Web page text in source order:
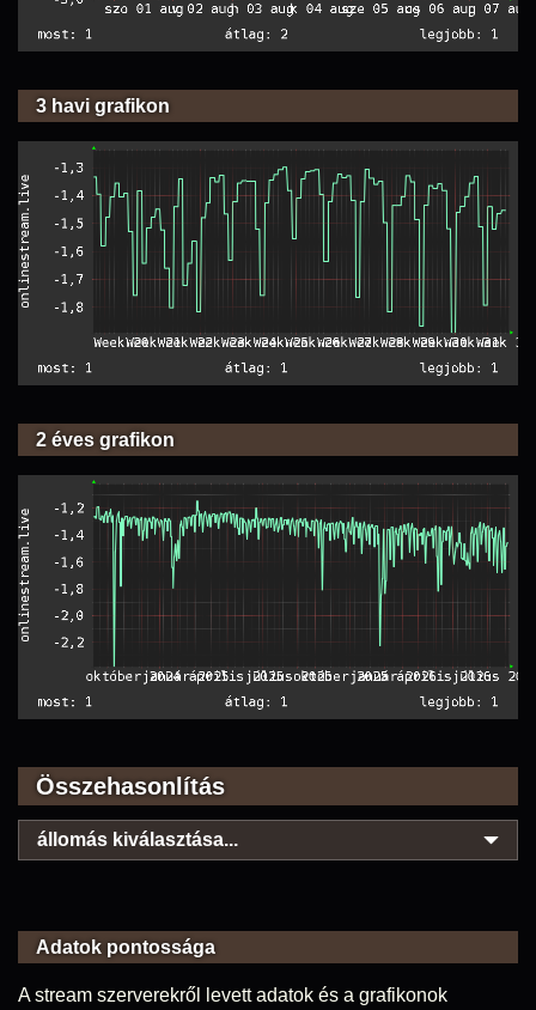
3 havi grafikon
2 éves grafikon
Összehasonlítás
állomás kiválasztása...
Adatok pontossága
A stream szerverekről levett adatok és a grafikonok